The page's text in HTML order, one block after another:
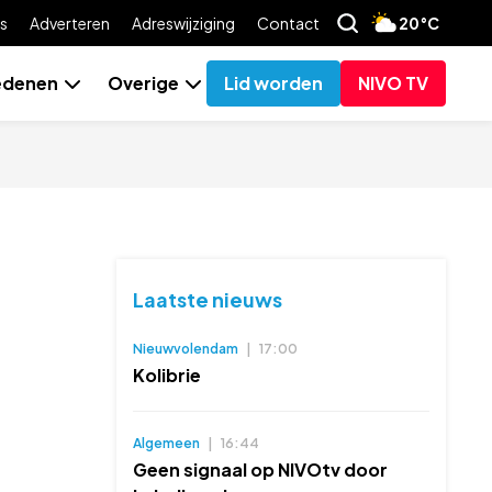
Adverteren Adreswijziging Contact 20°C
Overige Lid worden NIVO TV
Laatste nieuws
Nieuwvolendam 17:00
Kolibrie
Algemeen 16:44
Geen signaal op NIVOtv door